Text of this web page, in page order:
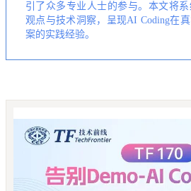
引了众多专业人士的参与。本文将
观点与技术洞察，呈现AI Coding在
案的实践经验。